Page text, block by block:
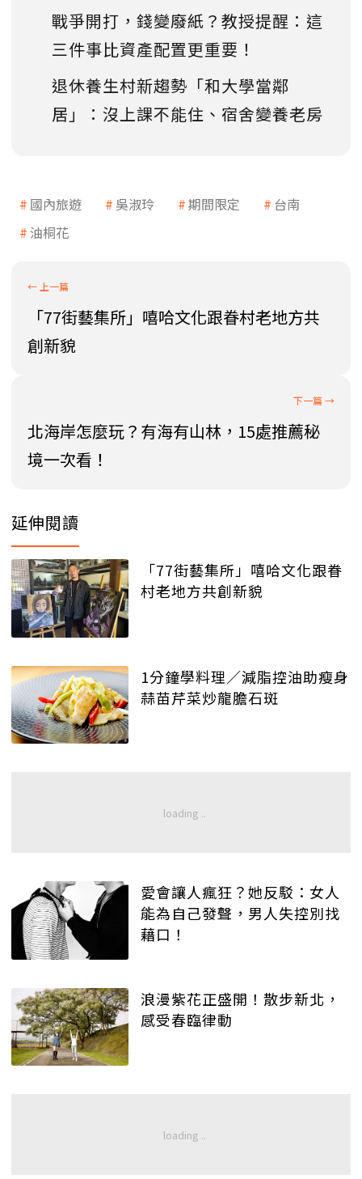
戰爭開打，錢變廢紙？教授提醒：這
三件事比資產配置更重要！
退休養生村新趨勢「和大學當鄰
居」：沒上課不能住、宿舍變養老房
國內旅遊 吳淑玲 期間限定
台南
油桐花
「77街藝集所」嘻哈文化跟眷村老地方共
創新貌
北海岸怎麼玩？有海有山林，15處推薦秘
境一次看！
延伸閱讀
「77街藝集所」嘻哈文化跟眷
村老地方共創新貌
1分鐘學料理／減脂控油助瘦身
蒜苗芹菜炒龍膽石斑
愛會讓人瘋狂？她反駁：女人
能為自己發聲，男人失控別找
藉口！
浪漫紫花正盛開！散步新北，
感受春臨律動